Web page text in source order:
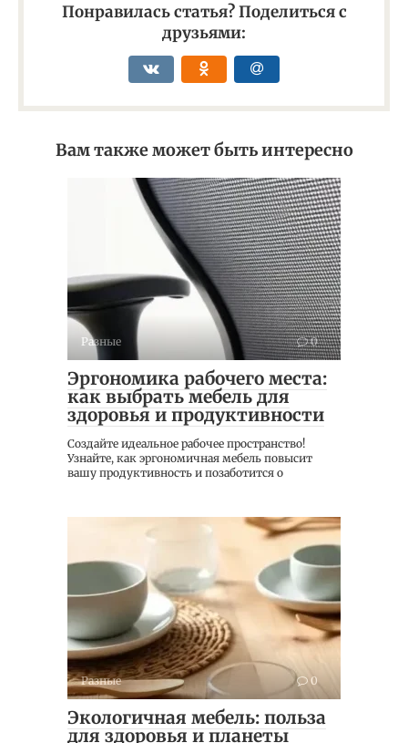
Понравилась статья? Поделиться с
друзьями:
Вам также может быть интересно
Разные 0
Эргономика рабочего места:
как выбрать мебель для
здоровья и продуктивности
Создайте идеальное рабочее пространство!
Узнайте, как эргономичная мебель повысит
вашу продуктивность и позаботится о
Разные 0
Экологичная мебель: польза
для здоровья и планеты